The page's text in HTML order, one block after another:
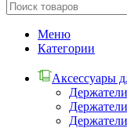
Меню
Категории
Аксессуары